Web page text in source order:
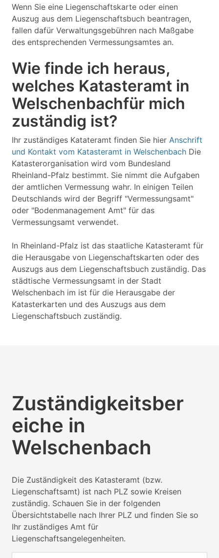
Wenn Sie eine Liegenschaftskarte oder einen
Auszug aus dem Liegenschaftsbuch beantragen,
fallen dafür Verwaltungsgebühren nach Maßgabe
des entsprechenden Vermessungsamtes an.
Wie finde ich heraus,
welches Katasteramt in
Welschenbachfür mich
zuständig ist?
Ihr zuständiges Katateramt finden Sie hier Anschrift
und Kontakt vom Katasteramt in Welschenbach Die
Katasterorganisation wird vom Bundesland
Rheinland-Pfalz bestimmt. Sie nimmt die Aufgaben
der amtlichen Vermessung wahr. In einigen Teilen
Deutschlands wird der Begriff "Vermessungsamt"
oder "Bodenmanagement Amt" für das
Vermessungsamt verwendet.
In Rheinland-Pfalz ist das staatliche Katasteramt für
die Herausgabe von Liegenschaftskarten oder des
Auszugs aus dem Liegenschaftsbuch zuständig. Das
städtische Vermessungsamt in der Stadt
Welschenbach im ist für die Herausgabe der
Katasterkarten und des Auszugs aus dem
Liegenschaftsbuch zuständig.
Zuständigkeitsber
eiche in
Welschenbach
Die Zuständigkeit des Katasteramt (bzw.
Liegenschaftsamt) ist nach PLZ sowie Kreisen
zuständig. Schauen Sie in der folgenden
Übersichtstabelle nach Ihrer PLZ und finden Sie so
Ihr zuständiges Amt für
Liegenschaftsangelegenheiten.